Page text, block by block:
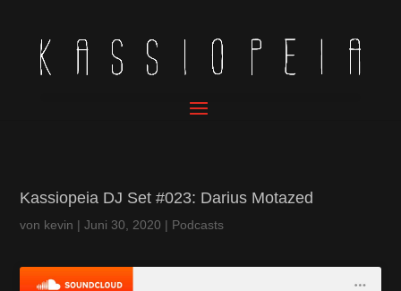
Kassiopeia DJ Set #023: Darius Motazed
von kevin |Juni 30, 2020 | Podcasts